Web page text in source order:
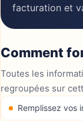
facturation et
Comment
Toutes les
regroupées sur
Remplissez vos